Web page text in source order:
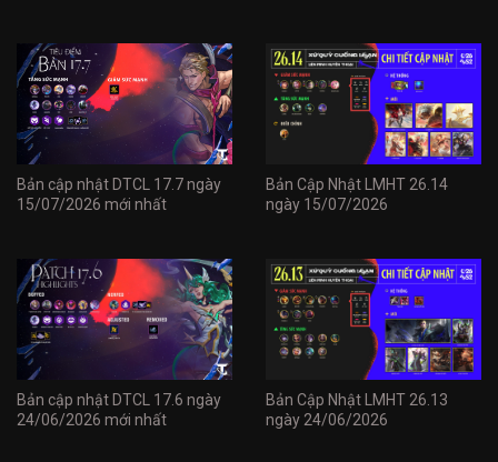
Bản cập nhật DTCL 17.7 ngày
15/07/2026 mới nhất
Bản Cập Nhật LMHT 26.14
ngày 15/07/2026
Bản cập nhật DTCL 17.6 ngày
24/06/2026 mới nhất
Bản Cập Nhật LMHT 26.13
ngày 24/06/2026